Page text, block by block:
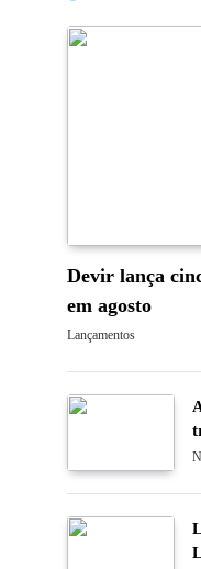
Devir lança
em agosto
Lançamentos